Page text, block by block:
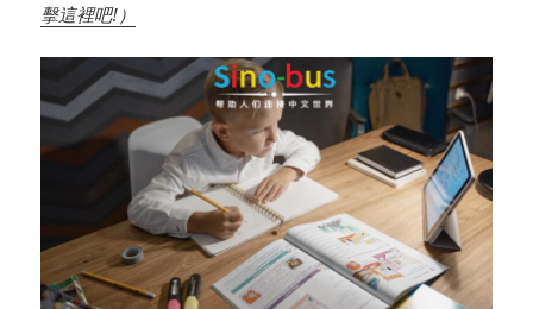
擊這裡吧!）